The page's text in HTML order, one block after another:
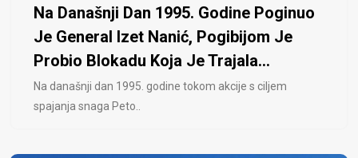
Na Današnji Dan 1995. Godine Poginuo
Je General Izet Nanić, Pogibijom Je
Probio Blokadu Koja Je Trajala...
Na današnji dan 1995. godine tokom akcije s ciljem
spajanja snaga Peto..